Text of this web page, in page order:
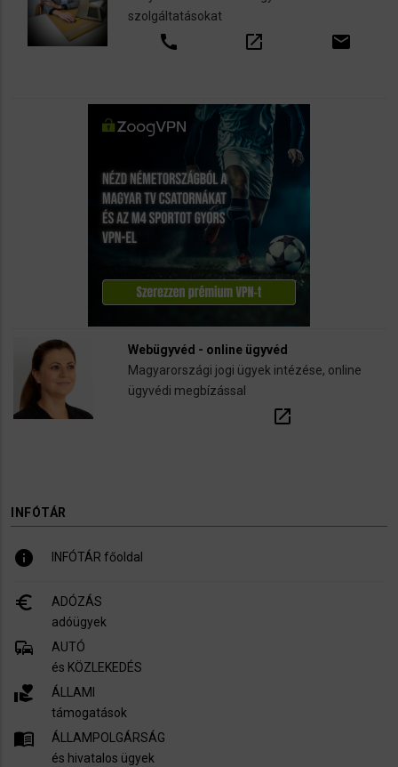
szolgáltatásokat
call open_in_new email
Webügyvéd - online ügyvéd
Magyarországi jogi ügyek intézése, online
ügyvédi megbízással
open_in_new
INFÓTÁR
info INFÓTÁR főoldal
euro_symbol
ADÓZÁS
adóügyek
commute
AUTÓ
és KÖZLEKEDÉS
volunteer_activism
ÁLLAMI
támogatások
menu_book
ÁLLAMPOLGÁRSÁG
és hivatalos ügyek